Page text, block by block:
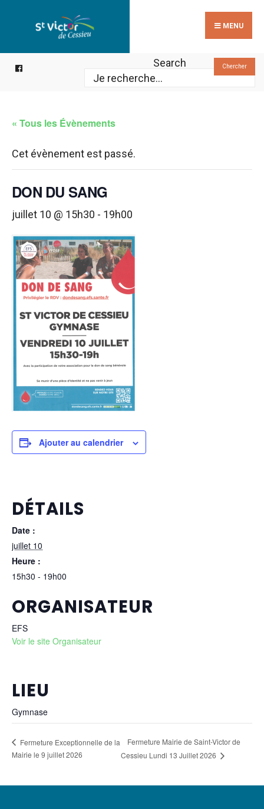
MENU
Search Chercher
« Tous les Évènements
Cet évènement est passé.
DON DU SANG
juillet 10 @ 15h30 - 19h00
Ajouter au calendrier
DÉTAILS
Date :
juillet 10
Heure :
15h30 - 19h00
ORGANISATEUR
EFS
Voir le site Organisateur
LIEU
Gymnase
Fermeture Exceptionnelle de la
Mairie le 9 juillet 2026
Fermeture Mairie de Saint-Victor de
Cessieu Lundi 13 Juillet 2026
for: